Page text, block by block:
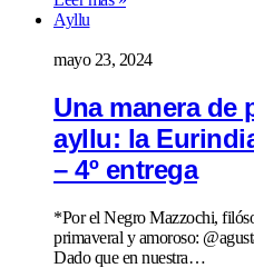
Ayllu
mayo 23, 2024
Una manera de
ayllu: la
– 4º entrega
*Por el Negro Mazzochi,
primaveral y amoroso:
Dado que en nuestra…